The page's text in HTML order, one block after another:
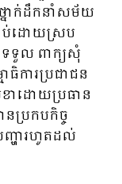
ាក់ដឹកនាំសម័យ
ាប់ដោយស្រប
ទទួល ពាក្យសុំ
ការប្រជាជន
ខាដោយប្រធាន
ប្រកបកិច្ច
ញ្ហារហូតដល់